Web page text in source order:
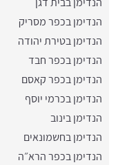
הנדימן בכפר מסריק
הנדימן בטירת יהודה
הנדימן בכפר חבד
הנדימן בכפר קאסם
הנדימן בכרמי יוסף
הנדימן בינוב
הנדימן בחשמונאים
הנדימן בכפר הרא״ה